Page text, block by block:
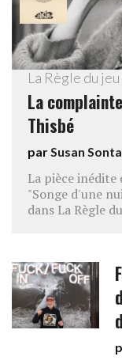
La Règle du
La
Thisbé
parSusan
La pièce inédite
"Songe d'une
dans La Règle